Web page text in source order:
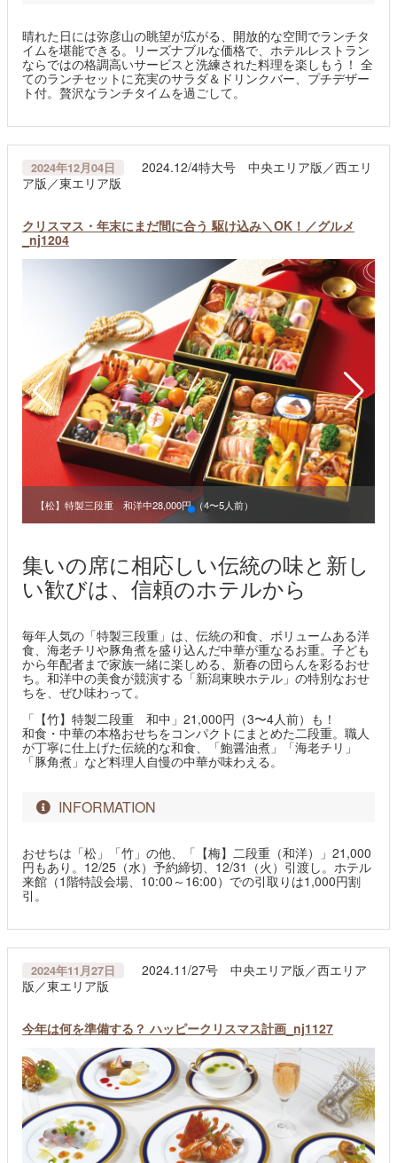
晴れた日には弥彦山の眺望が広がる、開放的な空間でランチタ
イムを堪能できる。リーズナブルな価格で、ホテルレストラン
ならではの格調高いサービスと洗練された料理を楽しもう！ 全
てのランチセットに充実のサラダ＆ドリンクバー、プチデザー
ト付。贅沢なランチタイムを過ごして。
2024年12月04日
2024.12/4特大号 中央エリア版／西エリ
ア版／東エリア版
クリスマス・年末にまだ間に合う 駆け込み＼OK！／グルメ
_nj1204
【松】特製三段重 和洋中28,000円 （4〜5人前）
集いの席に相応しい伝統の味と新し
い歓びは、信頼のホテルから
毎年人気の「特製三段重」は、伝統の和食、ボリュームある洋
食、海老チリや豚角煮を盛り込んだ中華が重なるお重。子ども
から年配者まで家族一緒に楽しめる、新春の団らんを彩るおせ
ち。和洋中の美食が競演する「新潟東映ホテル」の特別なおせ
ちを、ぜひ味わって。
「【竹】特製二段重 和中」21,000円（3〜4人前）も！
和食・中華の本格おせちをコンパクトにまとめた二段重。職人
が丁寧に仕上げた伝統的な和食、「鮑醤油煮」「海老チリ」
「豚角煮」など料理人自慢の中華が味わえる。
INFORMATION
おせちは「松」「竹」の他、「【梅】二段重（和洋）」21,000
円もあり。12/25（水）予約締切、12/31（火）引渡し。ホテル
来館（1階特設会場、10:00～16:00）での引取りは1,000円割
引。
2024年11月27日
2024.11/27号 中央エリア版／西エリア
版／東エリア版
今年は何を準備する？ ハッピークリスマス計画_nj1127